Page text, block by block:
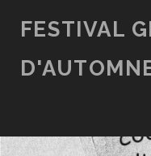
FESTIVAL